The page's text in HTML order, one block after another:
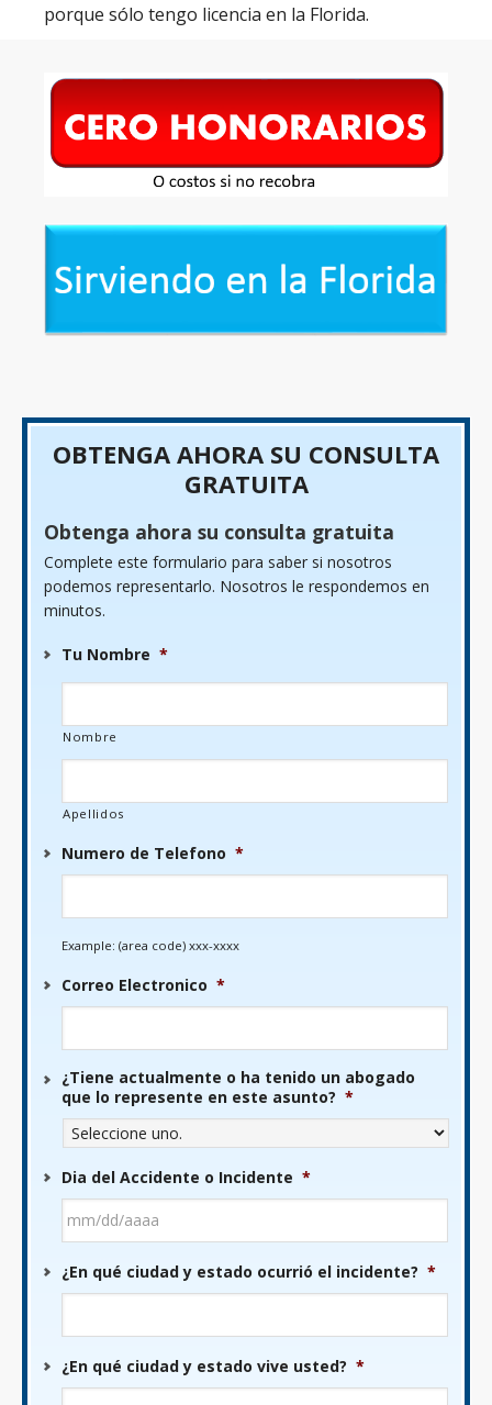
porque sólo tengo licencia en la Florida.
OBTENGA AHORA SU CONSULTA
GRATUITA
Obtenga ahora su consulta gratuita
Complete este formulario para saber si nosotros
podemos representarlo. Nosotros le respondemos en
minutos.
Tu Nombre *
Nombre
Apellidos
Numero de Telefono *
Example: (area code) xxx-xxxx
Correo Electronico *
¿Tiene actualmente o ha tenido un abogado
que lo represente en este asunto? *
Dia del Accidente o Incidente *
barra
DD
¿En qué ciudad y estado ocurrió el incidente? *
¿En qué ciudad y estado vive usted? *